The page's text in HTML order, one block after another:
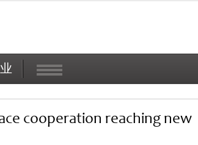
cooperation reaching new